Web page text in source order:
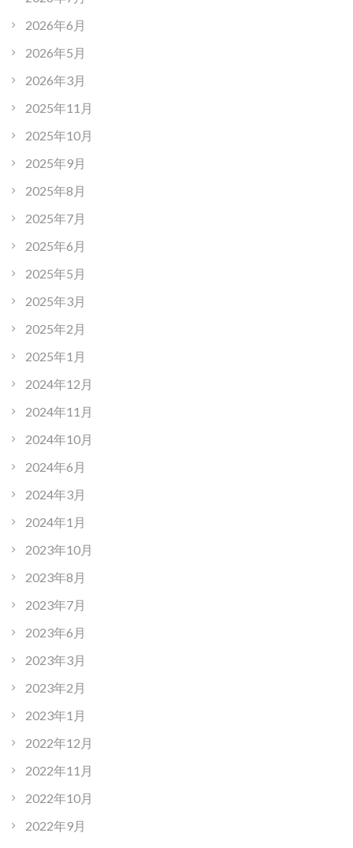
2026年6月
2026年5月
2026年3月
2025年11月
2025年10月
2025年9月
2025年8月
2025年7月
2025年6月
2025年5月
2025年3月
2025年2月
2025年1月
2024年12月
2024年11月
2024年10月
2024年6月
2024年3月
2024年1月
2023年10月
2023年8月
2023年7月
2023年6月
2023年3月
2023年2月
2023年1月
2022年12月
2022年11月
2022年10月
2022年9月